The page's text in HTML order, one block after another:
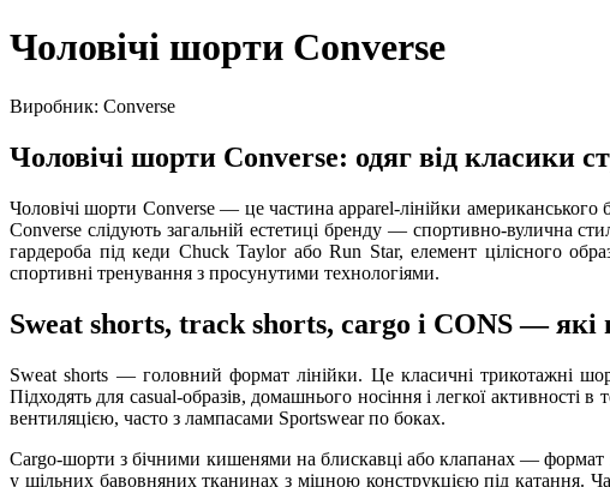
Чоловічі шорти Converse
Виробник: Converse
Чоловічі шорти Converse: одяг від класики
Чоловічі шорти Converse — це частина apparel-лінійки
Converse слідують загальній естетиці бренду — спортивно-вулична
гардероба під кеди Chuck Taylor або Run Star, елемент цілісного
спортивні тренування з просунутими технологіями.
Sweat shorts, track shorts, cargo і CONS —
Sweat shorts — головний формат лінійки. Це класичні трикотажні
Підходять для casual-образів, домашнього носіння і легкої
вентиляцією, часто з лампасами Sportswear по боках.
Cargo-шорти з бічними кишенями на блискавці або клапанах — формат
у щільних бавовняних тканинах з міцною конструкцією під катання.